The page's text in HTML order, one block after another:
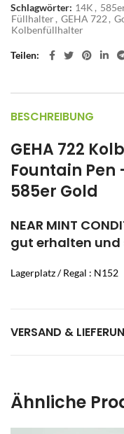
Schlagwörter: 14K ,
Füllhalter, GEHA 722 ,
Kolbenfüllhalter
Teilen
BESCHREIBUNG
GEHA 722
Fountain Pen
585er Gold
NEAR MINT
gut erhalten und
Lagerplatz / Regal : N152
VERSAND &
Ähnliche